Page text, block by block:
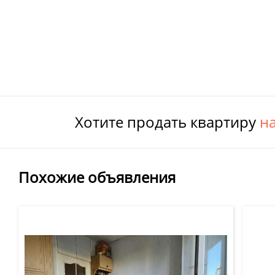
Похожие объявления
Хотите продать квартиру